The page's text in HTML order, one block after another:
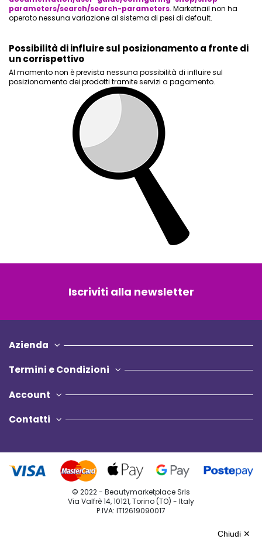
parameters/search/search-parameters. Marketnail non ha
operato nessuna variazione al sistema di pesi di default.
Possibilità di influire sul posizionamento a fronte di
un corrispettivo
Al momento non è prevista nessuna possibilità di influire sul
posizionamento dei prodotti tramite servizi a pagamento.
Iscriviti alla newsletter
Azienda
Termini e Condizioni
Account
Contatti
© 2022 - Beautymarketplace Srls
Via Valfrè 14, 10121, Torino (TO) - Italy
P.IVA: IT12619090017
Chiudi ✕